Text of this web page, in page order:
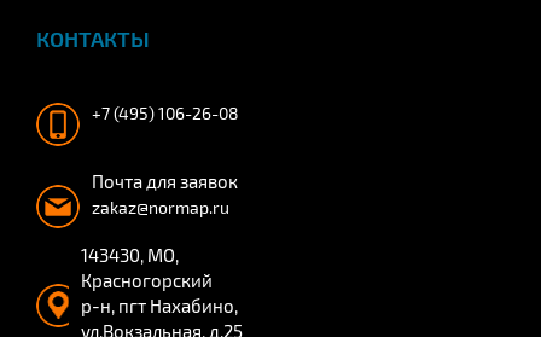
КОНТАКТЫ
+7 (495) 106-26-08
Почта для заявок
zakaz@normap.ru
143430, МО,
Красногорский
р-н, пгт Нахабино,
ул.Вокзальная, д.25